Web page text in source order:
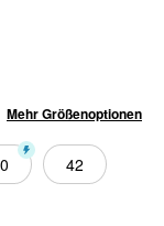
Mehr Größenoptionen
42